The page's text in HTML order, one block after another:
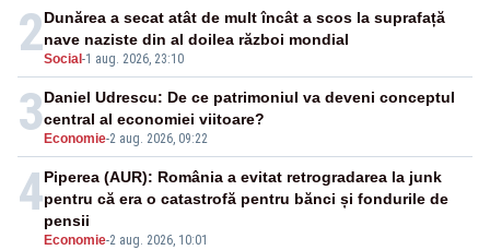
2Social -1 aug. 2026, 23:10
Dunărea a secat atât de mult încât a scos la suprafață
nave naziste din al doilea război mondial
3 Economie-2 aug. 2026, 09:22
Daniel Udrescu: De ce patrimoniul va deveni conceptul
central al economiei viitoare?
4
Economie-2 aug. 2026, 10:01
Piperea (AUR): România a evitat retrogradarea la junk
pentru că era o catastrofă pentru bănci și fondurile de
pensii